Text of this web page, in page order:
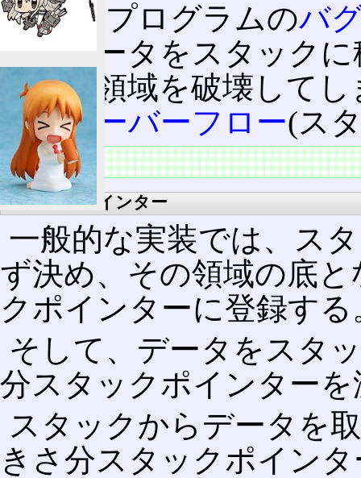
しかしプログラムのバ
量のデータをスタック
モリー領域を破壊して
ックオーバーフロー(ス
実装
スタックポインター
一般的な実装では、ス
ず決め、その領域の底
クポインターに登録する
そして、データをスタ
分スタックポインター
スタックからデータを
きさ分スタックポイン